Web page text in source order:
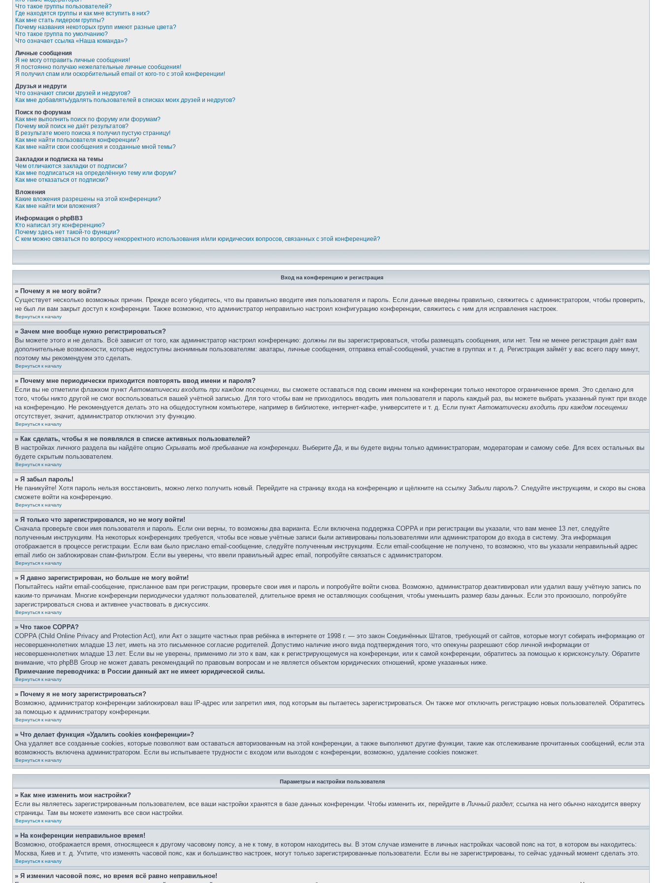
Что такое группы пользователей?
Где находятся группы и как мне вступить в них?
Как мне стать лидером группы?
Почему названия некоторых групп имеют разные цвета?
Что такое группа по умолчанию?
Что означает ссылка «Наша команда»?
Личные сообщения
Я не могу отправить личные сообщения!
Я постоянно получаю нежелательные личные сообщения!
Я получил спам или оскорбительный email от кого-то с этой конференции!
Друзья и недруги
Что означают списки друзей и недругов?
Как мне добавлять/удалять пользователей в списках моих друзей и недругов?
Поиск по форумам
Как мне выполнить поиск по форуму или форумам?
Почему мой поиск не даёт результатов?
В результате моего поиска я получил пустую страницу!
Как мне найти пользователя конференции?
Как мне найти свои сообщения и созданные мной темы?
Закладки и подписка на темы
Чем отличаются закладки от подписки?
Как мне подписаться на определённую тему или форум?
Как мне отказаться от подписки?
Вложения
Какие вложения разрешены на этой конференции?
Как мне найти мои вложения?
Информация о phpBB3
Кто написал эту конференцию?
Почему здесь нет такой-то функции?
С кем можно связаться по вопросу некорректного использования и/или юридических вопросов, связанных с этой конференцией?
Вход на конференцию и регистрация
» Почему я не могу войти?
Существует несколько возможных причин. Прежде всего убедитесь, что вы правильно вводите имя пользователя и пароль. Если данные введены правильно, свяжитесь с администратором, чтобы проверить,
не был ли вам закрыт доступ к конференции. Также возможно, что администратор неправильно настроил конфигурацию конференции, свяжитесь с ним для исправления настроек.
Вернуться к началу
» Зачем мне вообще нужно регистрироваться?
Вы можете этого и не делать. Всё зависит от того, как администратор настроил конференцию: должны ли вы зарегистрироваться, чтобы размещать сообщения, или нет. Тем не менее регистрация даёт вам
дополнительные возможности, которые недоступны анонимным пользователям: аватары, личные сообщения, отправка email-сообщений, участие в группах и т. д. Регистрация займёт у вас всего пару минут,
поэтому мы рекомендуем это сделать.
Вернуться к началу
» Почему мне периодически приходится повторять ввод имени и пароля?
Если вы не отметили флажком пунктАвтоматически входить при каждом посещении, вы сможете оставаться под своим именем на конференции только некоторое ограниченное время. Это сделано для
того, чтобы никто другой не смог воспользоваться вашей учётной записью. Для того чтобы вам не приходилось вводить имя пользователя и пароль каждый раз, вы можете выбрать указанный пункт при входе
на конференцию. Не рекомендуется делать это на общедоступном компьютере, например в библиотеке, интернет-кафе, университете и т. д. Если пунктАвтоматически входить при каждом посещении
отсутствует, значит, администратор отключил эту функцию.
Вернуться к началу
» Как сделать, чтобы я не появлялся в списке активных пользователей?
В настройках личного раздела вы найдёте опцию Скрывать моё пребывание на конференции. ВыберитеДа, и вы будете видны только администраторам, модераторам и самому себе. Для всех остальных вы
будете скрытым пользователем.
Вернуться к началу
» Я забыл пароль!
Не паникуйте! Хотя пароль нельзя восстановить, можно легко получить новый. Перейдите на страницу входа на конференцию и щёлкните на ссылку Забыли пароль?. Следуйте инструкциям, и скоро вы снова
сможете войти на конференцию.
Вернуться к началу
» Я только что зарегистрировался, но не могу войти!
Сначала проверьте свои имя пользователя и пароль. Если они верны, то возможны два варианта. Если включена поддержка COPPA и при регистрации вы указали, что вам менее 13 лет, следуйте
полученным инструкциям. На некоторых конференциях требуется, чтобы все новые учётные записи были активированы пользователями или администратором до входа в систему. Эта информация
отображается в процессе регистрации. Если вам было прислано email-сообщение, следуйте полученным инструкциям. Если email-сообщение не получено, то возможно, что вы указали неправильный адрес
email либо он заблокирован спам-фильтром. Если вы уверены, что ввели правильный адрес email, попробуйте связаться с администратором.
Вернуться к началу
» Я давно зарегистрирован, но больше не могу войти!
Попытайтесь найти email-сообщение, присланное вам при регистрации, проверьте свои имя и пароль и попробуйте войти снова. Возможно, администратор деактивировал или удалил вашу учётную запись по
каким-то причинам. Многие конференции периодически удаляют пользователей, длительное время не оставляющих сообщения, чтобы уменьшить размер базы данных. Если это произошло, попробуйте
зарегистрироваться снова и активнее участвовать в дискуссиях.
Вернуться к началу
» Что такое COPPA?
COPPA (Child Online Privacy and Protection Act), или Акт о защите частных прав ребёнка в интернете от 1998 г. — это закон Соединённых Штатов, требующий от сайтов, которые могут собирать информацию от
несовершеннолетних младше 13 лет, иметь на это письменное согласие родителей. Допустимо наличие иного вида подтверждения того, что опекуны разрешают сбор личной информации от
несовершеннолетних младше 13 лет. Если вы не уверены, применимо ли это к вам, как к регистрирующемуся на конференции, или к самой конференции, обратитесь за помощью к юрисконсульту. Обратите
внимание, что phpBB Group не может давать рекомендаций по правовым вопросам и не является объектом юридических отношений, кроме указанных ниже.
Примечание переводчика: в России данный акт не имеет юридической силы.
Вернуться к началу
» Почему я не могу зарегистрироваться?
Возможно, администратор конференции заблокировал ваш IP-адрес или запретил имя, под которым вы пытаетесь зарегистрироваться. Он также мог отключить регистрацию новых пользователей. Обратитесь
за помощью к администратору конференции.
Вернуться к началу
» Что делает функция «Удалить cookies конференции»?
Она удаляет все созданные cookies, которые позволяют вам оставаться авторизованным на этой конференции, а также выполняют другие функции, такие как отслеживание прочитанных сообщений, если эта
возможность включена администратором. Если вы испытываете трудности с входом или выходом с конференции, возможно, удаление cookies поможет.
Вернуться к началу
Параметры и настройки пользователя
» Как мне изменить мои настройки?
Если вы являетесь зарегистрированным пользователем, все ваши настройки хранятся в базе данных конференции. Чтобы изменить их, перейдите вЛичный раздел; ссылка на него обычно находится вверху
страницы. Там вы можете изменить все свои настройки.
Вернуться к началу
» На конференции неправильное время!
Возможно, отображается время, относящееся к другому часовому поясу, а не к тому, в котором находитесь вы. В этом случае измените в личных настройках часовой пояс на тот, в котором вы находитесь:
Москва, Киев и т. д. Учтите, что изменять часовой пояс, как и большинство настроек, могут только зарегистрированные пользователи. Если вы не зарегистрированы, то сейчас удачный момент сделать это.
Вернуться к началу
» Я изменил часовой пояс, но время всё равно неправильное!